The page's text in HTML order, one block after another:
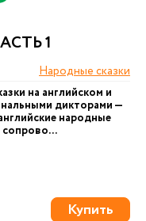
1
Народные сказки
на английском и
дикторами —
народные
сопрово...
Купить